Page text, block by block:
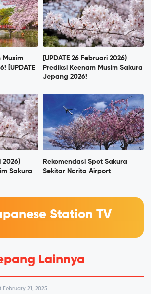
Musim
[UPDATE
[UPDATE 26 Februari 2026)
Prediksi Keenam Musim Sakura
Jepang 2026!
2026)
Sakura
Rekomendasi Spot Sakura
Sekitar Narita Airport
Station TV
Lainnya
February 21, 2025